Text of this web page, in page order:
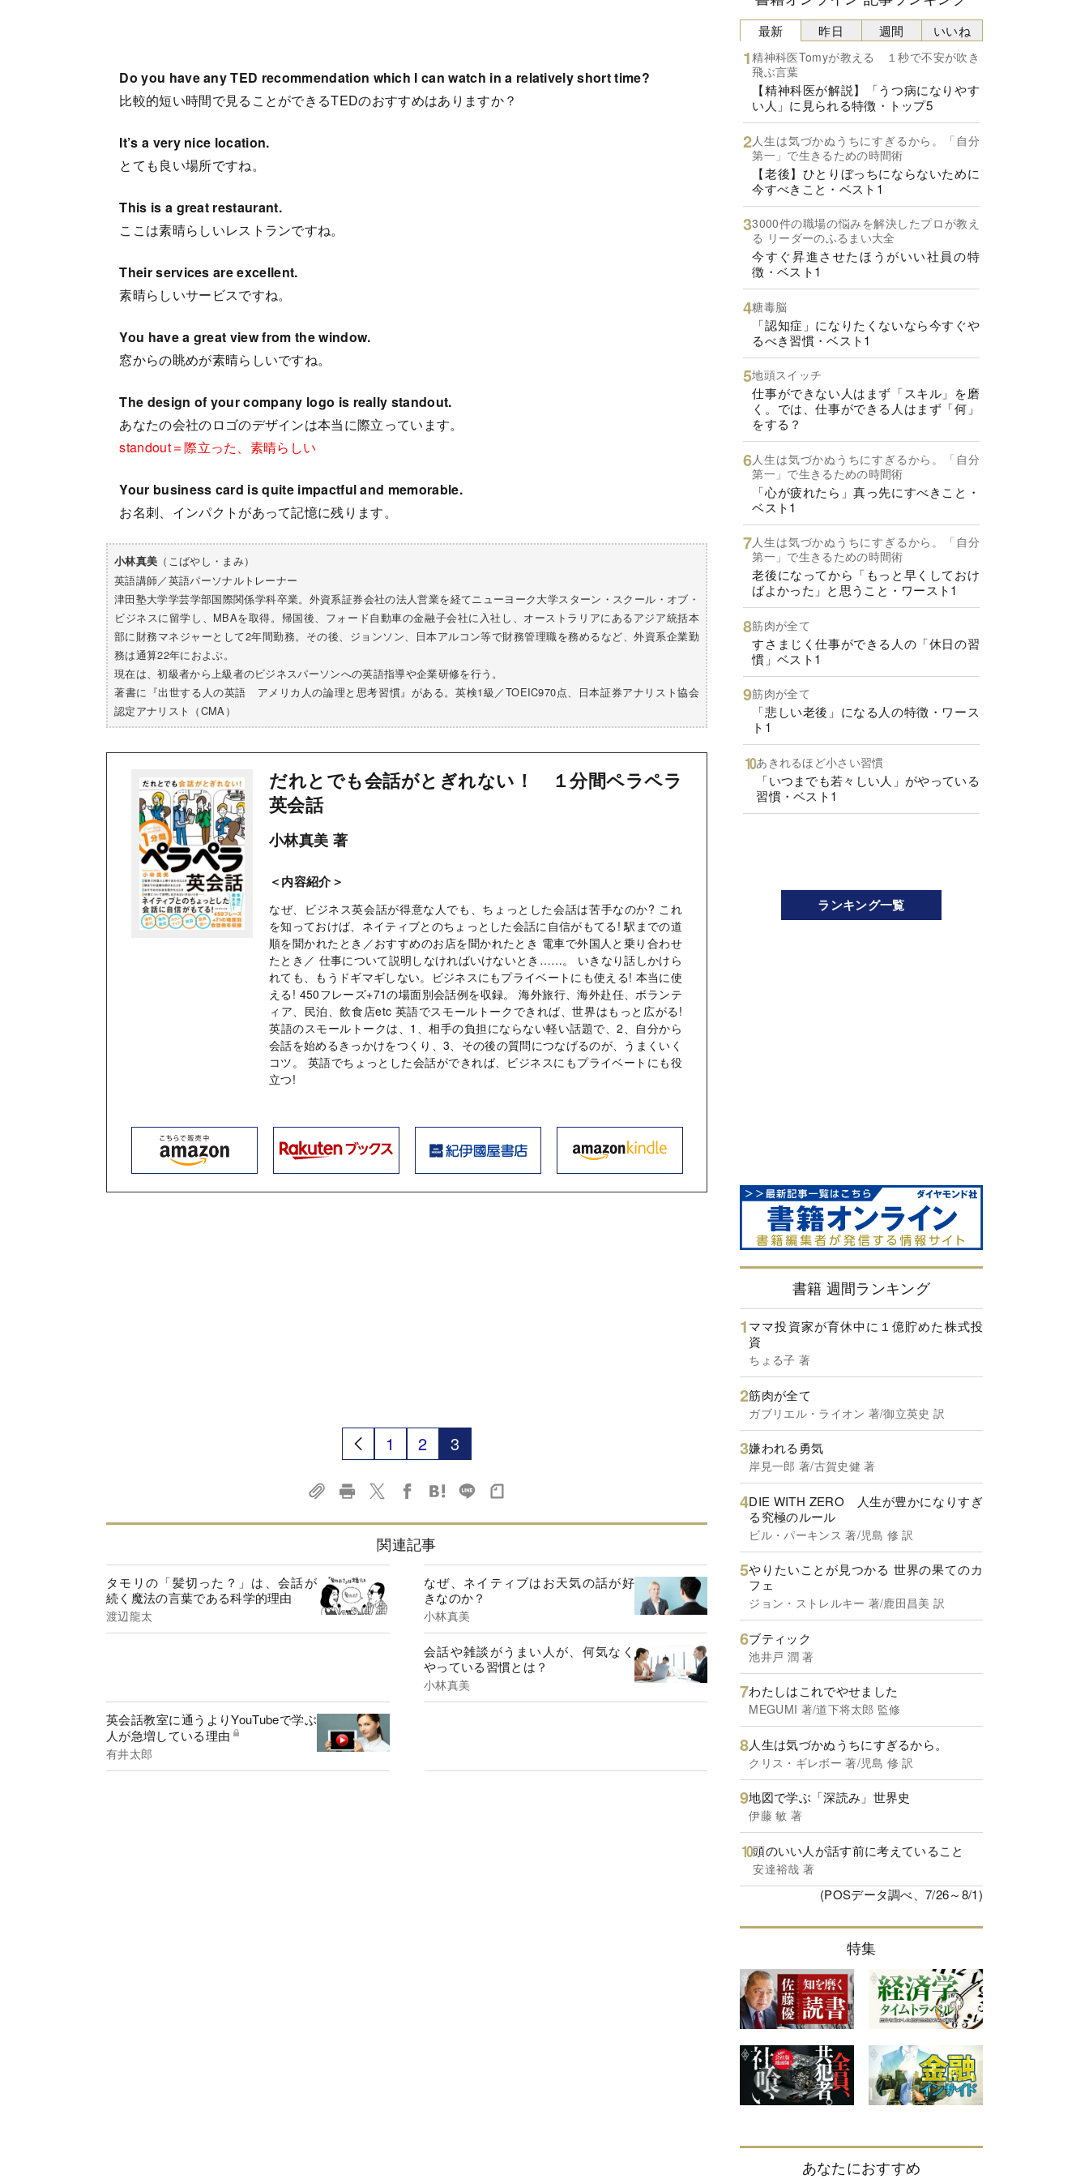
Do you have any TED recommendation which I can watch in a relatively short time?
比較的短い時間で見ることができるTEDのおすすめはありますか？
It’s a very nice location.
とても良い場所ですね。
This is a great restaurant.
ここは素晴らしいレストランですね。
Their services are excellent.
素晴らしいサービスですね。
You have a great view from the window.
窓からの眺めが素晴らしいですね。
The design of your company logo is really standout.
あなたの会社のロゴのデザインは本当に際立っています。
standout＝際立った、素晴らしい
Your business card is quite impactful and memorable.
お名刺、インパクトがあって記憶に残ります。
小林真美 （こばやし・まみ）
英語講師／英語パーソナルトレーナー
津田塾大学学芸学部国際関係学科卒業。外資系証券会社の法人営業を経てニューヨーク大学スターン・スクール・オブ・
ビジネスに留学し、MBAを取得。帰国後、フォード自動車の金融子会社に入社し、オーストラリアにあるアジア統括本
部に財務マネジャーとして2年間勤務。その後、ジョンソン、日本アルコン等で財務管理職を務めるなど、外資系企業勤
務は通算22年におよぶ。
現在は、初級者から上級者のビジネスパーソンへの英語指導や企業研修を行う。
著書に『出世する人の英語 アメリカ人の論理と思考習慣』がある。英検1級／TOEIC970点、日本証券アナリスト協会
認定アナリスト（CMA）
だれとでも会話がとぎれない！ １分間ペラペラ
英会話
小林真美 著
＜内容紹介＞
なぜ、ビジネス英会話が得意な人でも、ちょっとした会話は苦手なのか? これ
を知っておけば、ネイティブとのちょっとした会話に自信がもてる! 駅までの道
順を聞かれたとき／おすすめのお店を聞かれたとき 電車で外国人と乗り合わせ
たとき／ 仕事について説明しなければいけないとき……。 いきなり話しかけら
れても、もうドギマギしない。ビジネスにもプライベートにも使える! 本当に使
える! 450フレーズ+71の場面別会話例を収録。 海外旅行、海外赴任、ボランテ
ィア、民泊、飲食店etc 英語でスモールトークできれば、世界はもっと広がる!
英語のスモールトークは、1、相手の負担にならない軽い話題で、2、自分から
会話を始めるきっかけをつくり、3、その後の質問につなげるのが、うまくいく
コツ。 英語でちょっとした会話ができれば、ビジネスにもプライベートにも役
立つ!
1 2 3
関連記事
タモリの「髪切った？」は、会話が
続く魔法の言葉である科学的理由
渡辺龍太
なぜ、ネイティブはお天気の話が好
きなのか？
小林真美
会話や雑談がうまい人が、何気なく
やっている習慣とは？
小林真美
英会話教室に通うよりYouTubeで学ぶ
人が急増している理由
有井太郎
最新
精神科医Tomyが教える １秒で不安が吹き
飛ぶ言葉
【精神科医が解説】「うつ病になりやす
い人」に見られる特徴・トップ5
人生は気づかぬうちにすぎるから。「自分
第一」で生きるための時間術
【老後】ひとりぼっちにならないために
今すべきこと・ベスト1
3000件の職場の悩みを解決したプロが教え
る リーダーのふるまい大全
今すぐ昇進させたほうがいい社員の特
徴・ベスト1
糖毒脳
「認知症」になりたくないなら今すぐや
るべき習慣・ベスト1
地頭スイッチ
仕事ができない人はまず「スキル」を磨
く。では、仕事ができる人はまず「何」
をする？
人生は気づかぬうちにすぎるから。「自分
第一」で生きるための時間術
「心が疲れたら」真っ先にすべきこと・
ベスト1
人生は気づかぬうちにすぎるから。「自分
第一」で生きるための時間術
老後になってから「もっと早くしておけ
ばよかった」と思うこと・ワースト1
筋肉が全て
すさまじく仕事ができる人の「休日の習
慣」ベスト1
筋肉が全て
「悲しい老後」になる人の特徴・ワース
ト1
あきれるほど小さい習慣
「いつまでも若々しい人」がやっている
習慣・ベスト1
昨日 週間 いいね
ランキング一覧
書籍 週間ランキング
ママ投資家が育休中に１億貯めた株式投
資
ちょる子 著
筋肉が全て
ガブリエル・ライオン 著/御立英史 訳
嫌われる勇気
岸見一郎 著/古賀史健 著
DIE WITH ZERO 人生が豊かになりすぎ
る究極のルール
ビル・パーキンス 著/児島 修 訳
やりたいことが見つかる 世界の果てのカ
フェ
ジョン・ストレルキー 著/鹿田昌美 訳
ブティック
池井戸 潤 著
わたしはこれでやせました
MEGUMI 著/道下将太郎 監修
人生は気づかぬうちにすぎるから。
クリス・ギレボー 著/児島 修 訳
地図で学ぶ「深読み」世界史
伊藤 敏 著
頭のいい人が話す前に考えていること
安達裕哉 著
(POSデータ調べ、7/26～8/1)
特集
あなたにおすすめ